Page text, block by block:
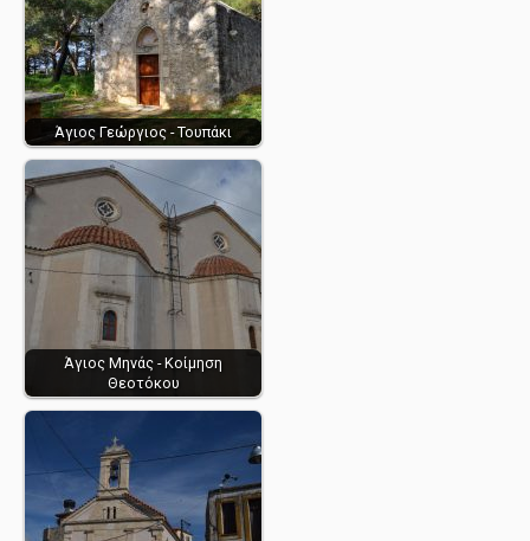
Άγιος Γεώργιος - Τουπάκι
Άγιος Μηνάς - Κοίμηση
Θεοτόκου